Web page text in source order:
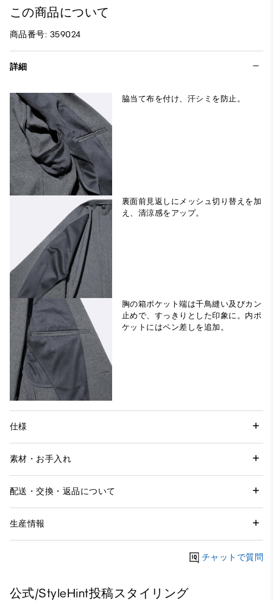
この商品について
商品番号: 359024
詳細
脇当て布を付け、汗シミを防止。
裏面前見返しにメッシュ切り替えを加
え、清涼感をアップ。
胸の箱ポケット端は千鳥縫い及びカン
止めで、すっきりとした印象に。内ポ
ケットにはペン差しを追加。
仕様
素材・お手入れ
配送・交換・返品について
生産情報
チャットで質問
公式/StyleHint投稿スタイリング